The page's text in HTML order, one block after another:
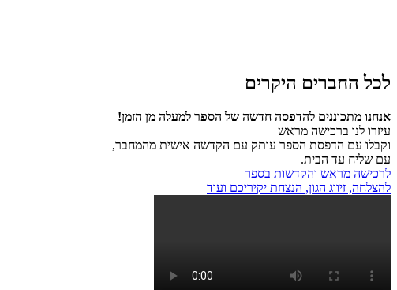
לכל החברים היקרים
אנחנו מתכוננים להדפסה חדשה של הספר למעלה מן הזמן!
עיזרו לנו ברכישה מראש
וקבלו עם הדפסת הספר עותק עם הקדשה אישית מהמחבר,
עם שליח עד הבית.
לרכישה מראש והקדשות בספר
להצלחה, זיווג הגון, הנצחת יקיריכם ועוד